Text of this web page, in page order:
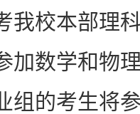
我校本部理
加数学和物
组的考生将